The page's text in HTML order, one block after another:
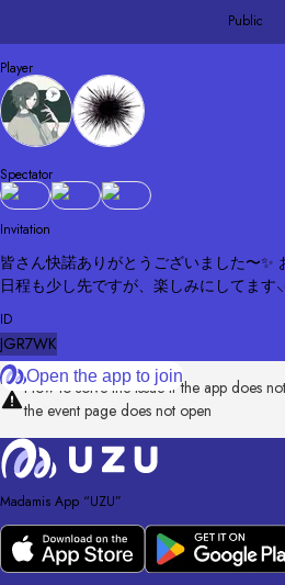
Public
Player
Spectator
Invitation
皆さん快諾ありがとうございました〜✨️
日程も少し先ですが、楽しみにしてます
ID
JGR7WK
Open the app to join
How to solve the issue if the app does
the event page does not open
Madamis App “UZU”